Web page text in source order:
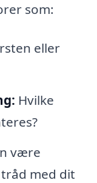
som:
eller
Hvilke
være
med dit